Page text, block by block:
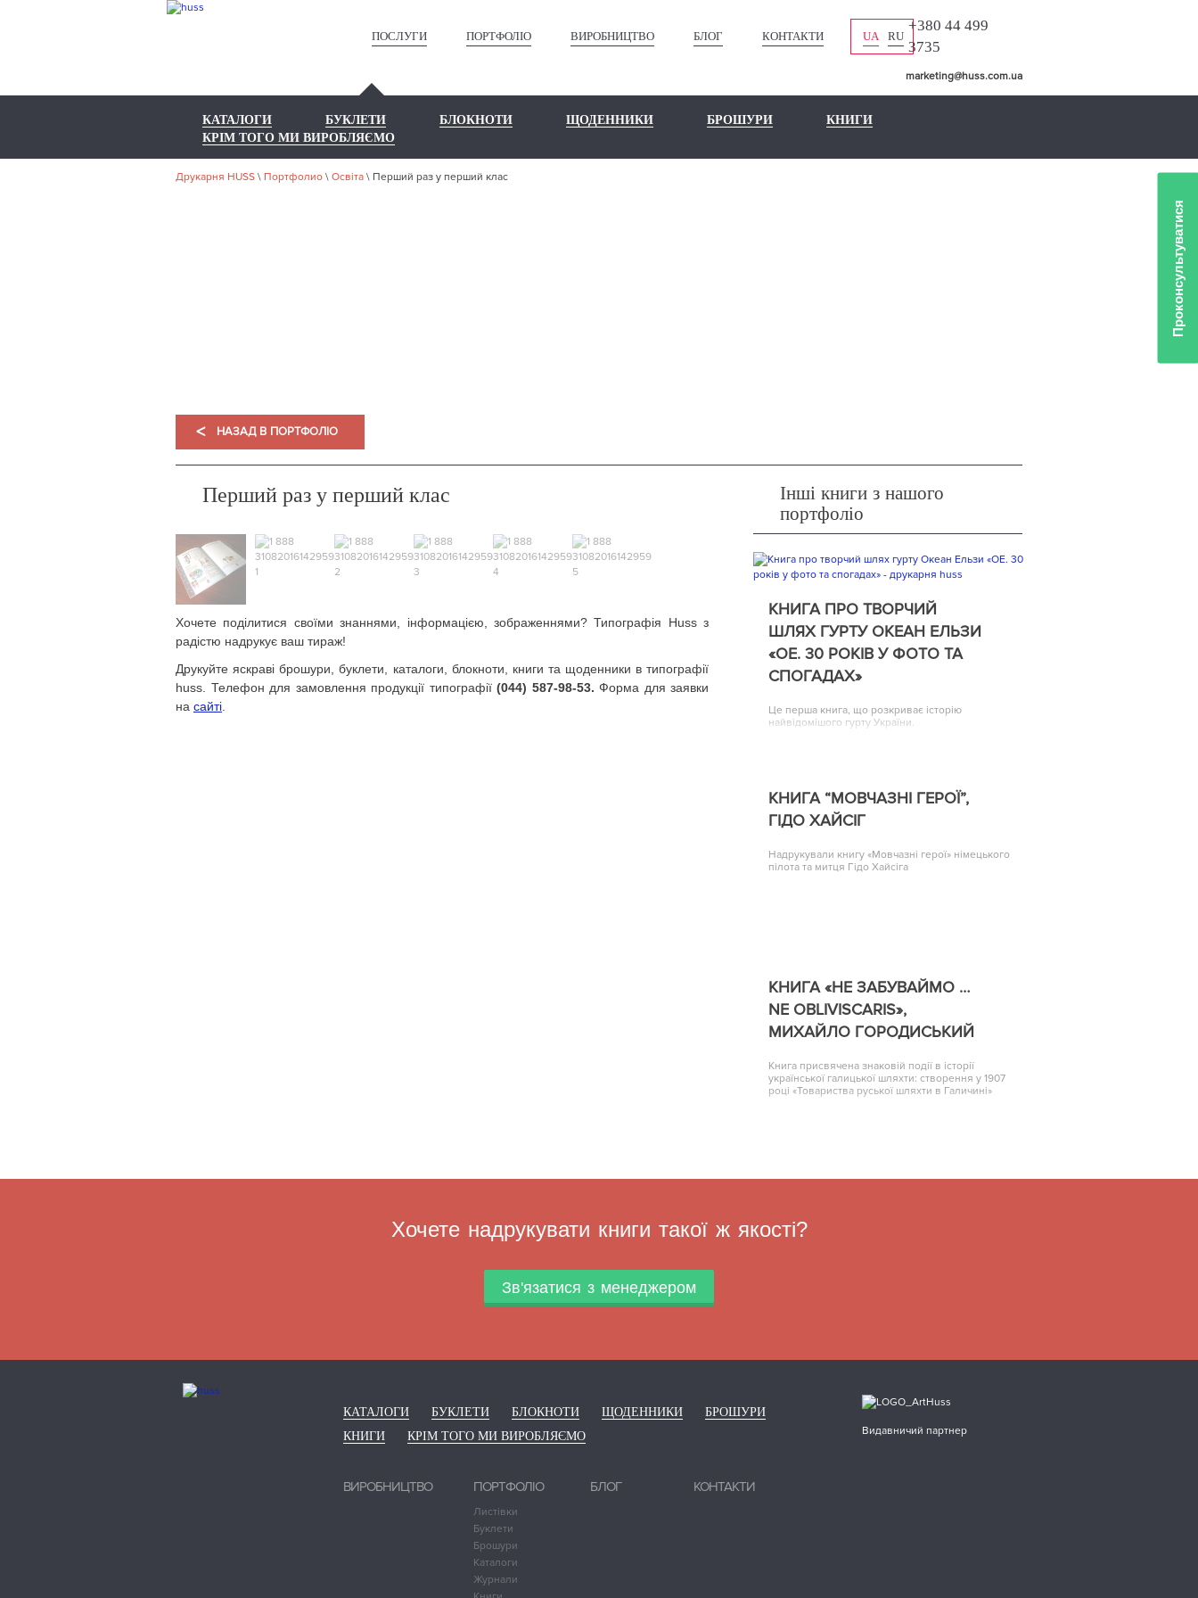
ПОСЛУГИ ПОРТФОЛІО ВИРОБНИЦТВО БЛОГ КОНТАКТИ UA RU
+380 44 499
3735
marketing@huss.com.ua
КАТАЛОГИ БУКЛЕТИ БЛОКНОТИ ЩОДЕННИКИ БРОШУРИ
КНИГИ
КРІМ ТОГО МИ ВИРОБЛЯЄМО
Друкарня HUSS \ Портфолио \ Освіта \ Перший раз у перший клас
< НАЗАД В ПОРТФОЛІО
Перший раз у перший клас
Хочете поділитися своїми знаннями, інформацією, зображеннями? Типографія Huss з
радістю надрукує ваш тираж!
Друкуйте яскраві брошури, буклети, каталоги, блокноти, книги та щоденники в типографії
huss. Телефон для замовлення продукції типографії(044) 587-98-53. Форма для заявки
на сайті
Інші книги з нашого
портфоліо
КНИГА ПРО ТВОРЧИЙ
ШЛЯХ ГУРТУ ОКЕАН ЕЛЬЗИ
«ОЕ. 30 РОКІВ У ФОТО ТА
СПОГАДАХ»
Це перша книга, що розкриває історію
найвідомішого гурту України.
КНИГА “МОВЧАЗНІ ГЕРОЇ”,
ГІДО ХАЙСІГ
Надрукували книгу «Мовчазні герої» німецького
пілота та митця Гідо Хайсіга
КНИГА «НЕ ЗАБУВАЙМО …
NE OBLIVISCARIS»,
МИХАЙЛО ГОРОДИСЬКИЙ
Книга присвячена знаковій події в історії
української галицької шляхти: створення у 1907
році «Товариства руської шляхти в Галичині»
Хочете надрукувати книги такої ж якості?
Зв'язатися з менеджером
Проконсультуватися
КАТАЛОГИ БУКЛЕТИ БЛОКНОТИ ЩОДЕННИКИ
БРОШУРИ
КНИГИ
КРІМ ТОГО МИ ВИРОБЛЯЄМО
ВИРОБНИЦТВО ПОРТФОЛІО
Листівки
Буклети
Брошури
Каталоги
Журнали
БЛОГ КОНТАКТИ
Видавничий партнер